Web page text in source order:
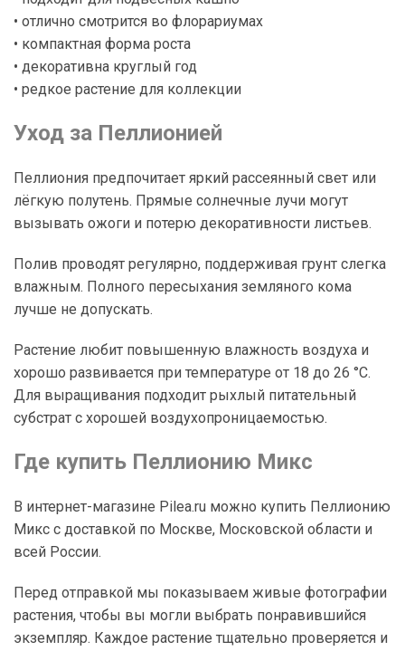
• отлично смотрится во флорариумах
• компактная форма роста
• декоративна круглый год
• редкое растение для коллекции
Уход за Пеллионией
Пеллиония предпочитает яркий рассеянный свет или
лёгкую полутень. Прямые солнечные лучи могут
вызывать ожоги и потерю декоративности листьев.
Полив проводят регулярно, поддерживая грунт слегка
влажным. Полного пересыхания земляного кома
лучше не допускать.
Растение любит повышенную влажность воздуха и
хорошо развивается при температуре от 18 до 26 °C.
Для выращивания подходит рыхлый питательный
субстрат с хорошей воздухопроницаемостью.
Где купить Пеллионию Микс
В интернет-магазине Pilea.ru можно купить Пеллионию
Микс с доставкой по Москве, Московской области и
всей России.
Перед отправкой мы показываем живые фотографии
растения, чтобы вы могли выбрать понравившийся
экземпляр. Каждое растение тщательно проверяется и